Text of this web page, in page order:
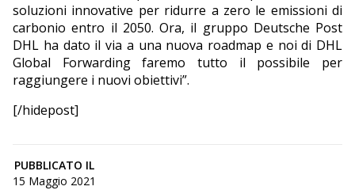
soluzioni innovative per ridurre a zero le emissioni di
carbonio entro il 2050. Ora, il gruppo Deutsche Post
DHL ha dato il via a una nuova roadmap e noi di DHL
Global Forwarding faremo tutto il possibile per
raggiungere i nuovi obiettivi”.
[/hidepost]
PUBBLICATO IL
15 Maggio 2021